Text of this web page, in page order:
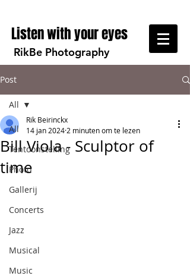
Listen with your eyes
RikBe Photography
Post
All
Tentoonstelling
Photo
Gallerij
Concerts
Jazz
Musical
Music
All
Bill Viola - Sculptor of
time
Rik Beirinckx
14 jan 2024 2 minuten om te lezen